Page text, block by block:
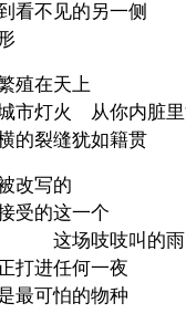
看不见的另一侧
殖在天上
市灯火 从你内脏
的裂缝犹如籍贯
改写的
受的这一个
吱吱叫的雨
打进任何一夜
最可怕的物种